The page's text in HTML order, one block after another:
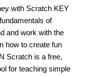
with Scratch KEY
of
and work with the
how to create fun
Scratch is a free,
for teaching simple